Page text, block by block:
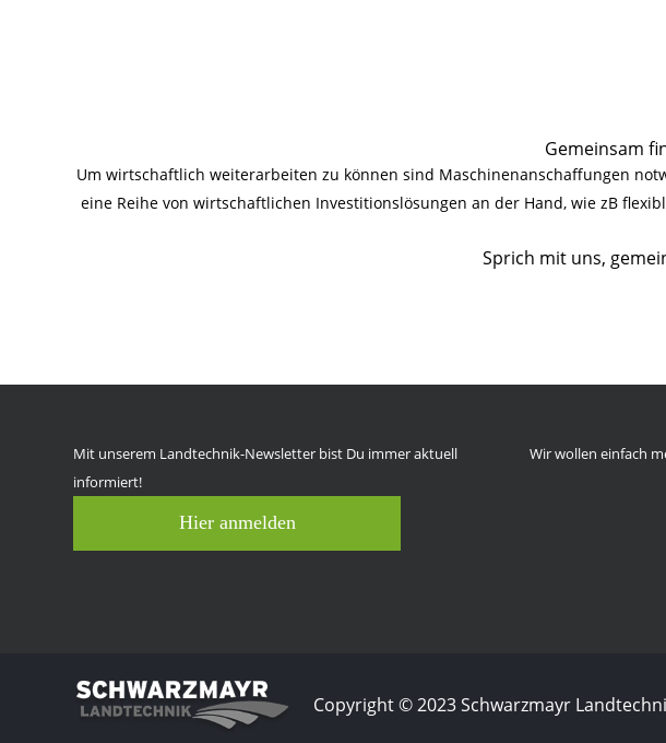
Gemeinsam
Um wirtschaftlich weiterarbeiten zu können sind Maschinenanschaffungen
eine Reihe von wirtschaftlichen Investitionslösungen an der Hand, wie zB
Sprich mit uns,
Mit unserem Landtechnik-Newsletter bist Du immer aktuell
informiert!
Hier anmelden
Wir wollen einfach
Copyright © 2023 Schwarzmayr